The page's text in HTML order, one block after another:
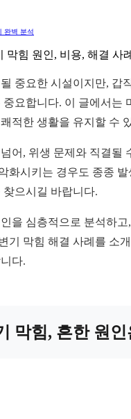
완벽 분석
힘 원인, 비용, 해결 사
중요한 시설이지만,
요합니다. 이 글에서
적한 생활을 유지할 수
어, 위생 문제와 직결될
화시키는 경우도 종종
으시길 바랍니다.
을 심층적으로 분석하
기 막힘 해결 사례를 소
다.
막힘, 흔한 원